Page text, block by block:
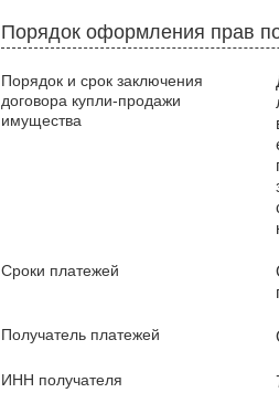
Порядок оформления прав
Порядок и срок заключения
договора купли-продажи
имущества
Сроки платежей
Получатель платежей
ИНН получателя